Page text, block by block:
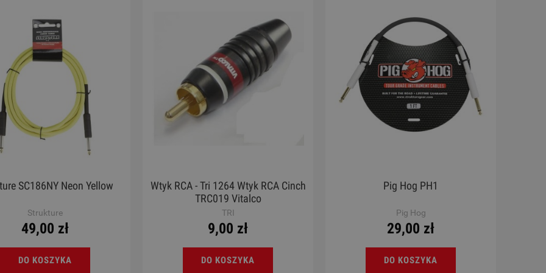
SC186NY Neon Yellow
Strukture
49,00 zł
DO KOSZYKA
Wtyk RCA - Tri 1264 Wtyk RCA Cinch
TRC019 Vitalco
TRI
9,00 zł
DO KOSZYKA
Pig Hog PH1
Pig Hog
29,00 zł
DO KOSZYKA